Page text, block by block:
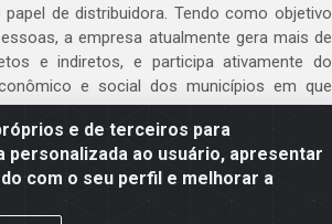
e de terceiros para
personalizada ao usuário, apresentar
com o seu perfil e melhorar a
de distribuidora. Tendo como objetivo
a empresa atualmente gera mais de
e indiretos, e participa ativamente do
e social dos municípios em que
nosso time!